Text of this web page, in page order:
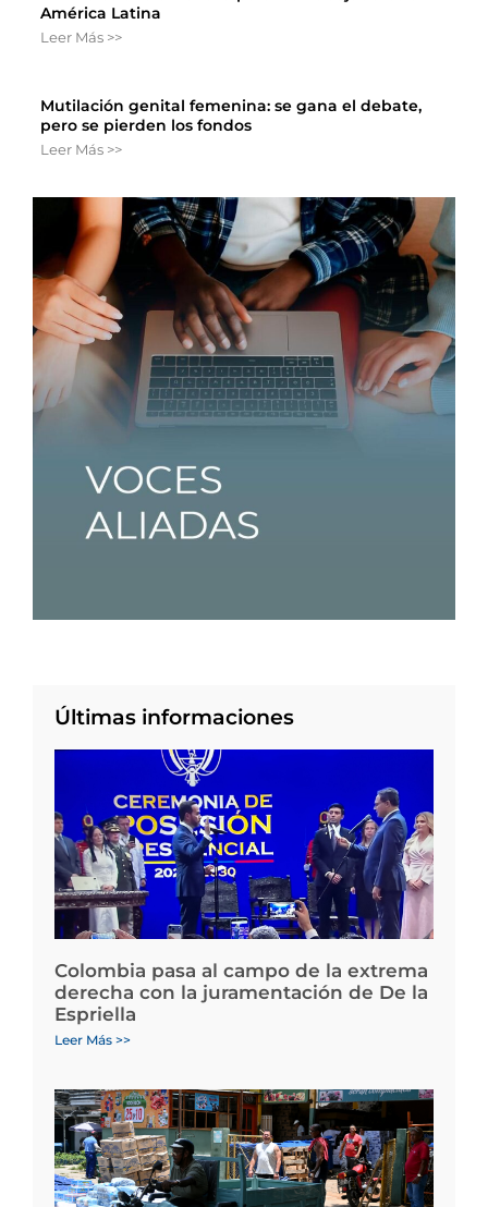
América Latina
Leer Más >>
Mutilación genital femenina: se gana el debate,
pero se pierden los fondos
Leer Más >>
Últimas informaciones
Colombia pasa al campo de la extrema
derecha con la juramentación de De la
Espriella
Leer Más >>